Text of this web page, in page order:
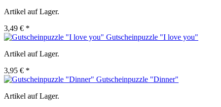
Artikel auf Lager.
3,49 € *
Gutscheinpuzzle "I love you"
Artikel auf Lager.
3,95 € *
Gutscheinpuzzle "Dinner"
Artikel auf Lager.